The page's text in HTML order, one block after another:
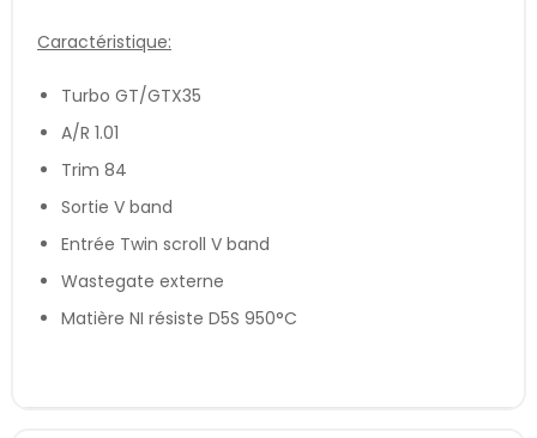
Caractéristique:
Turbo GT/GTX35
A/R 1.01
Trim 84
Sortie V band
Entrée Twin scroll V band
Wastegate externe
Matière NI résiste D5S 950°C